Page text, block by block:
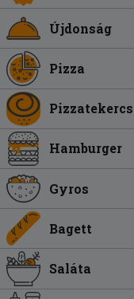
Újdonság
Pizza
Pizzatekercs
Hamburger
Gyros
Bagett
Saláta